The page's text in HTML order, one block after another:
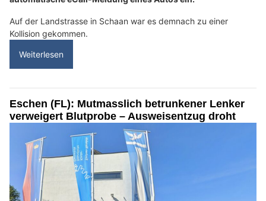
Auf der Landstrasse in Schaan war es demnach zu einer
Kollision gekommen.
Weiterlesen
Eschen (FL): Mutmasslich betrunkener Lenker
verweigert Blutprobe – Ausweisentzug droht